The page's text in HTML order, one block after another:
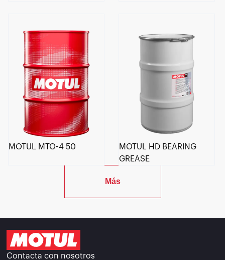
MOTUL MTO-4 50
MOTUL HD BEARING
GREASE
Más
Contacta con nosotros